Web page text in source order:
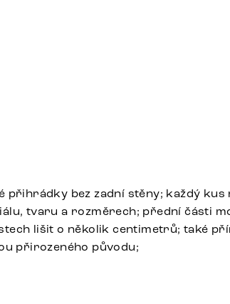
přihrádky bez zadní stěny; každý kus
tvaru a rozměrech; přední části
lišit o několik centimetrů; také
přirozeného původu;